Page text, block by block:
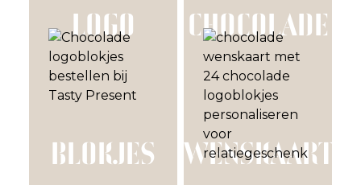
LOGO
BLOKJES
CHOCOLADE
WENSKAART